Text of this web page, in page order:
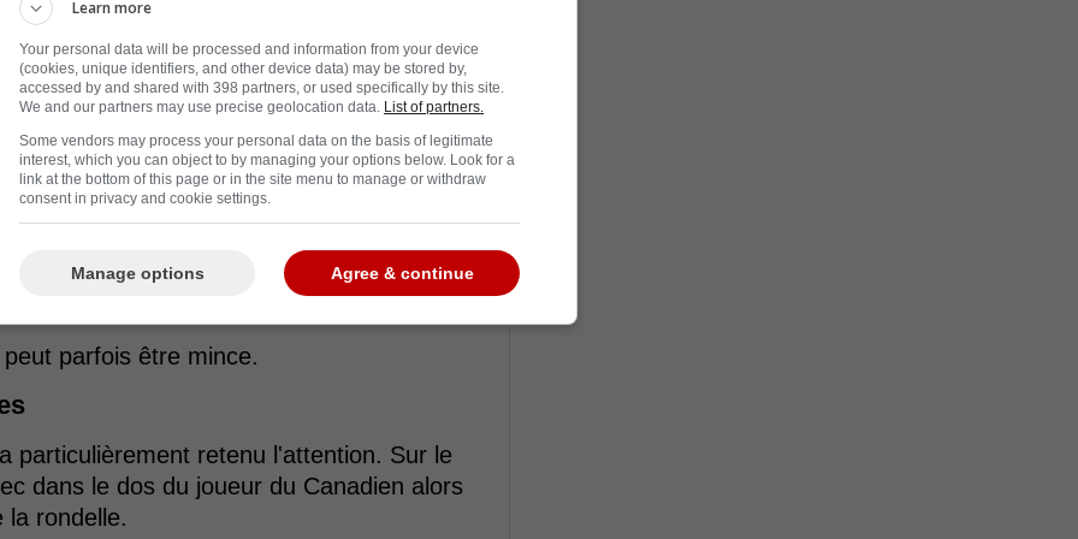
constante, et il n'hésite jamais à
qui fait partie de son identité et qui peut
parfois être mince.
a particulièrement retenu l'attention. Sur le
dans le dos du joueur du Canadien alors
la rondelle.
Learn more
Your personal data will be processed and information from your device
(cookies, unique identifiers, and other device data) may be stored by,
accessed by and shared with 398 partners, or used specifically by this site.
We and our partners may use precise geolocation data. List of partners.
Some vendors may process your personal data on the basis of legitimate
interest, which you can object to by managing your options below. Look for a
link at the bottom of this page or in the site menu to manage or withdraw
consent in privacy and cookie settings.
Agree & continue
Manage options